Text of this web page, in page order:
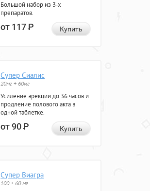
Большой набор из 3-х
препаратов.
от 117Р Купить
Супер Сиалис
20мг + 60мг
Усиление эрекции до 36 часов и
продление полового акта в
одной таблетке.
от 90Р Купить
Супер Виагра
100 + 60 мг